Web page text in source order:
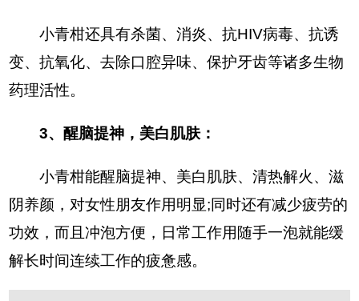
小青柑还具有杀菌、消炎、抗HIV病毒、抗诱
变、抗氧化、去除口腔异味、保护牙齿等诸多生物
药理活性。
3、醒脑提神，美白肌肤：
小青柑能醒脑提神、美白肌肤、清热解火、滋
阴养颜，对女性朋友作用明显;同时还有减少疲劳的
功效，而且冲泡方便，日常工作用随手一泡就能缓
解长时间连续工作的疲惫感。